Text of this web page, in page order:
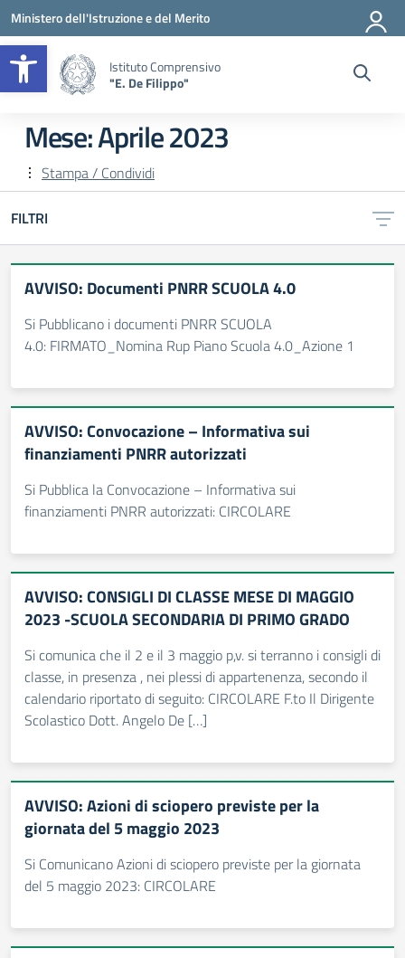
Apri la barra degli strumenti
Vai ai contenuti
Vai al menu di navigazione
Vai al footer
Ministero dell'Istruzione e del Merito
Istituto Comprensivo
"E. De Filippo"
Mese:Aprile 2023
Stampa / Condividi
FILTRI
AVVISO: Documenti PNRR SCUOLA 4.0
Si Pubblicano i documenti PNRR SCUOLA
4.0: FIRMATO_Nomina Rup Piano Scuola 4.0_Azione 1
AVVISO: Convocazione – Informativa sui
finanziamenti PNRR autorizzati
Si Pubblica la Convocazione – Informativa sui
finanziamenti PNRR autorizzati: CIRCOLARE
AVVISO: CONSIGLI DI CLASSE MESE DI MAGGIO
2023 -SCUOLA SECONDARIA DI PRIMO GRADO
Si comunica che il 2 e il 3 maggio p,v. si terranno i consigli di
classe, in presenza , nei plessi di appartenenza, secondo il
calendario riportato di seguito: CIRCOLARE F.to Il Dirigente
Scolastico Dott. Angelo De […]
AVVISO: Azioni di sciopero previste per la
giornata del 5 maggio 2023
Si Comunicano Azioni di sciopero previste per la giornata
del 5 maggio 2023: CIRCOLARE